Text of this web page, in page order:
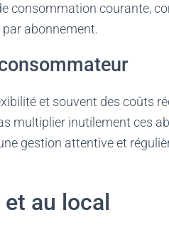
consommation courante,
abonnement.
et souvent des coûts
multiplier inutilement ces
gestion attentive et
au local